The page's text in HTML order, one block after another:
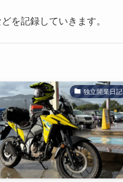
を記録していきます。
独立開業日記